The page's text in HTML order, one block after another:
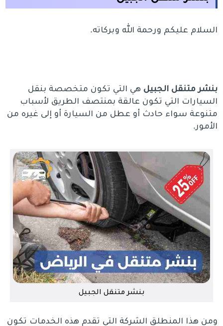
السلام عليكم ورحمة الله وبركاته.
بنشر متنقل الجبيل هي التي تكون متخصصة بنقل
السيارات التي تكون عالقة بمنتصف الطريق لأسباب
متنوعة سواء حادث أو عطل من السيارة أو إلى غيره من
الأمور.
بنشر متنقل الجبيل
ومن هذا المنطلق الشركة التي تقدم هذه الخدمات تكون